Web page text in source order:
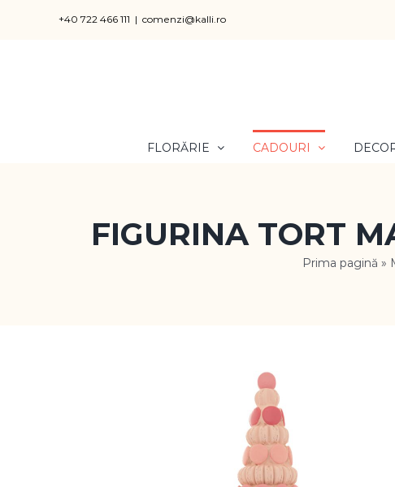
+40 722 466 111 | comenzi@kalli.ro
FLORĂRIE CADOURI
FIGURINA TORT
Prima pagină »